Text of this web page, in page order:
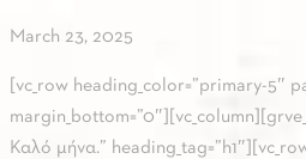
March 23, 2025
[vc_row heading_color=”primary-5″
Καλό μήνα.”